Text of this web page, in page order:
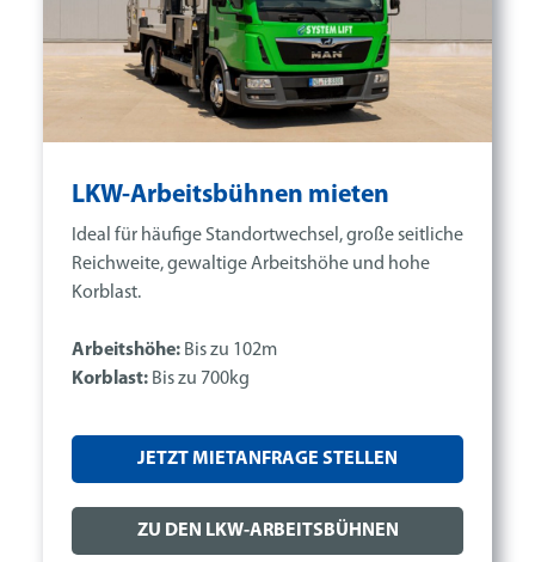
LKW-Arbeitsbühnen mieten
Ideal für häufige Standortwechsel, große seitliche
Reichweite, gewaltige Arbeitshöhe und hohe
Korblast.
Arbeitshöhe: Bis zu 102m
Korblast: Bis zu 700kg
JETZT MIETANFRAGE STELLEN
ZU DEN LKW-ARBEITSBÜHNEN